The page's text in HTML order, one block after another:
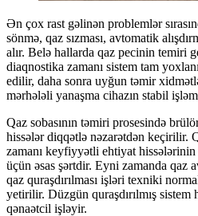
Ən çox rast gəlinən problemlər
sönmə, qaz sızması, avtomatik
alır. Belə hallarda qaz pecinin temiri
diaqnostika zamanı sistem tam
edilir, daha sonra uyğun təmir
mərhələli yanaşma cihazın stabil
Qaz sobasının təmiri prosesində
hissələr diqqətlə nəzarətdən keçirilir.
zamanı keyfiyyətli ehtiyat
üçün əsas şərtdir. Eyni zamanda qaz
qaz quraşdırılması işləri texniki
yetirilir. Düzgün quraşdırılmış sistem
qənaətcil işləyir.